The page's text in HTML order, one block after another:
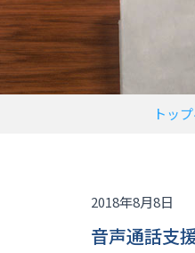
トッ
2018年8月8日
音声通話支